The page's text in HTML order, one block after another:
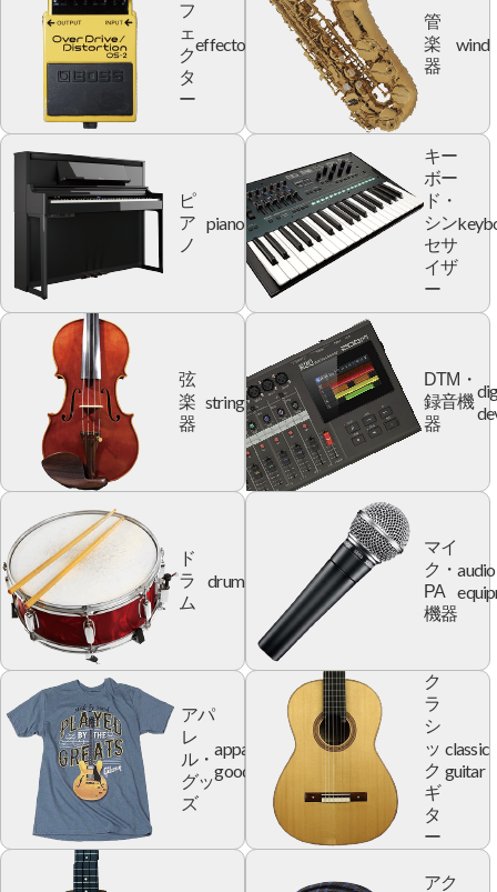
フ
ェ
ク
タ
ー
effector
管
楽
器
wind
ピ
ア
ノ
piano
キー
ボー
ド・
シン
セサ
イザ
ー
弦
楽
器
string
DTM・
録音機
器
ド
ラ
ム
drum
マイ
ク・
PA
機器
audio
アパ
レ
ル・
グッ
ズ
apparel
goods
ク
ラ
シ
ッ
ク
ギ
タ
ー
classic
guitar
アク